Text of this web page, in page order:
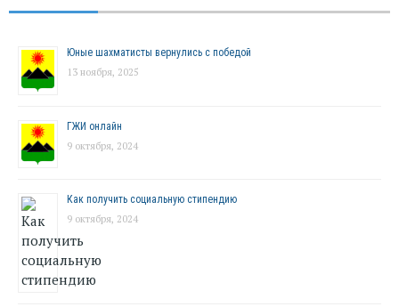
Юные шахматисты вернулись с победой
13 ноября, 2025
ГЖИ онлайн
9 октября, 2024
Как получить социальную стипендию
9 октября, 2024